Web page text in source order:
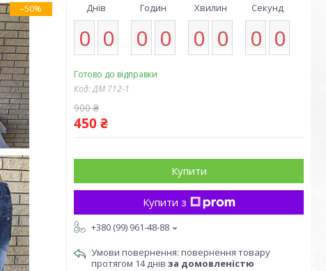
–50% Днів
0 0
Годин
0 0
Хвилин
0 0
Секунд
0 0
Готово до відправки
Код:ДМ 712-1
900 ₴
450 ₴
Купити
Купити з
+380 (99) 961-48-88
повернення товару
протягом 14 днів за домовленістю